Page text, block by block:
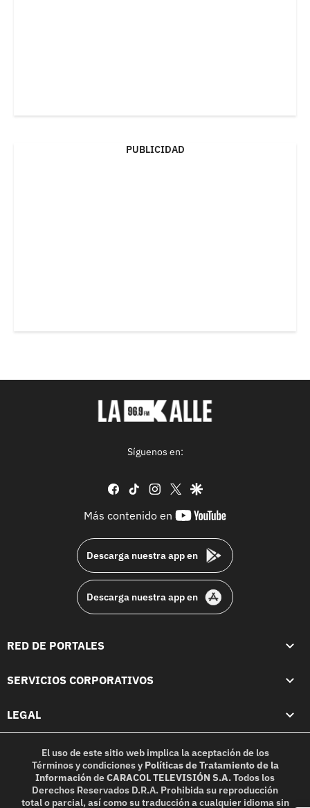
PUBLICIDAD
Síguenos en:
facebook
tiktok instagram
twittergoogle
Más contenido en
youtube-
Descarga nuestra app en
Descarga nuestra app en
RED DE PORTALES
SERVICIOS CORPORATIVOS
LEGAL
El uso de este sitio web implica la aceptación de los
Términos y condicionesy Políticas de Tratamiento de la
InformacióndeCARACOL TELEVISIÓN S.A.Todos los
Derechos Reservados D.R.A. Prohibida su reproducción
total o parcial, así como su traducción a cualquier idioma sin